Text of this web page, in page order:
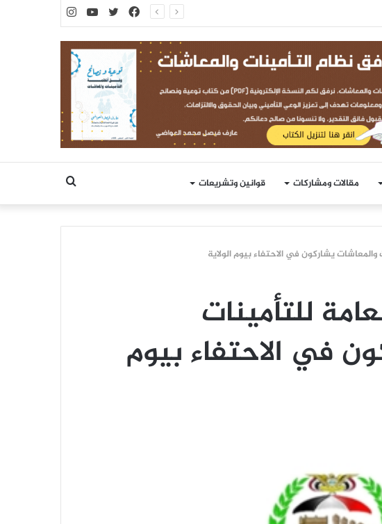
يوتيوب تويتر
فيسبوك
مقالات ومشاركات قوانين وتشريعات
عن
يشاركون في الاحتفاء بيوم الولاية
للتأمينات
في الاحتفاء بيوم